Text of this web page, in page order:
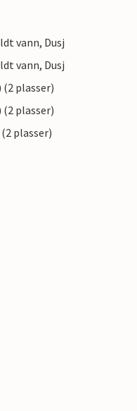
vann, Dusj
vann, Dusj
plasser)
plasser)
plasser)